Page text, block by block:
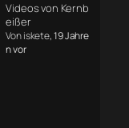
Videos von Kernb
eißer
Von iskete, 19 Jahre
n vor